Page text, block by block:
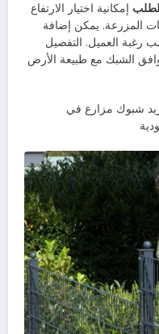
إمكانية اختيار الارتفاع
المزرعة. يمكن إضافة
رغبة العميل. التفصيل
الشبك مع طبيعة الأرض
شبوك مزارع في